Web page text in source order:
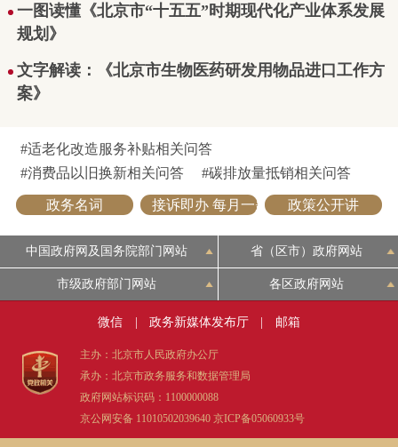
一图读懂《北京市“十五五”时期现代化产业体系发展
规划》
文字解读：《北京市生物医药研发用物品进口工作方
案》
#适老化改造服务补贴相关问答
#消费品以旧换新相关问答
#碳排放量抵销相关问答
政务名词 接诉即办 每月一题 简明问答
政策公开讲
中国政府网及国务院部门网站 省（区市）政府网站
市级政府部门网站 各区政府网站
微信 | 政务新媒体发布厅 | 邮箱
主办：北京市人民政府办公厅
承办：北京市政务服务和数据管理局
政府网站标识码：1100000088
京公网安备 11010502039640 京ICP备05060933号